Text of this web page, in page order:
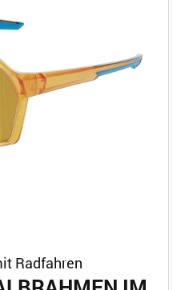
Radfahren